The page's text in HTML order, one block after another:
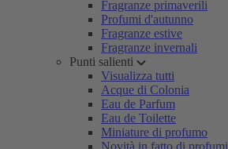
Fragranze primaverili
Profumi d'autunno
Fragranze estive
Fragranze invernali
Punti salienti
Visualizza tutti
Acque di Colonia
Eau de Parfum
Eau de Toilette
Miniature di profumo
Novità in fatto di profumi